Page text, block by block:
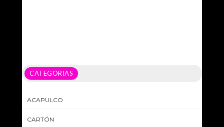
CATEGORIAS
ACAPULCO
CARTÓN